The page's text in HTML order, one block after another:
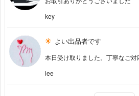
key
よい出品者です
本日受け取りました。丁寧なご対
lee